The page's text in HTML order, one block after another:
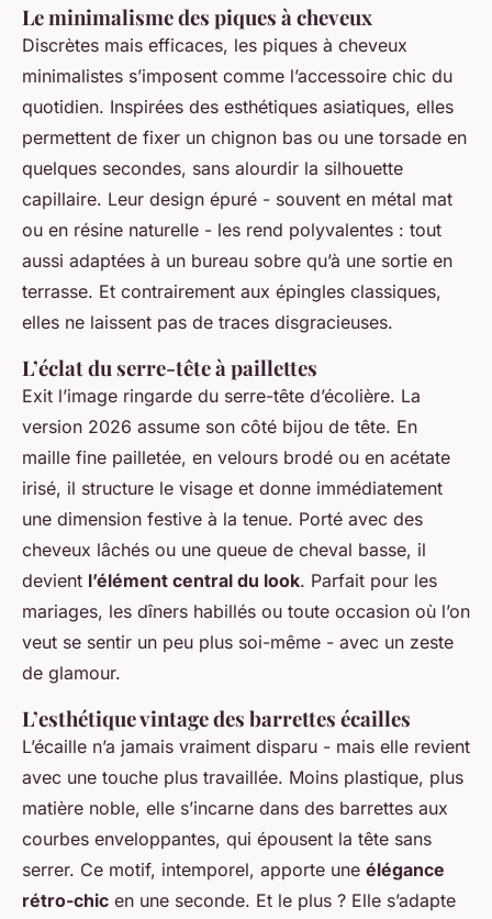
Le minimalisme des piques à cheveux
Discrètes mais efficaces, les piques à cheveux
minimalistes s’imposent comme l’accessoire chic du
quotidien. Inspirées des esthétiques asiatiques, elles
permettent de fixer un chignon bas ou une torsade en
quelques secondes, sans alourdir la silhouette
capillaire. Leur design épuré - souvent en métal mat
ou en résine naturelle - les rend polyvalentes : tout
aussi adaptées à un bureau sobre qu’à une sortie en
terrasse. Et contrairement aux épingles classiques,
elles ne laissent pas de traces disgracieuses.
L’éclat du serre-tête à paillettes
Exit l’image ringarde du serre-tête d’écolière. La
version 2026 assume son côté bijou de tête. En
maille fine pailletée, en velours brodé ou en acétate
irisé, il structure le visage et donne immédiatement
une dimension festive à la tenue. Porté avec des
cheveux lâchés ou une queue de cheval basse, il
devient l’élément central du look. Parfait pour les
mariages, les dîners habillés ou toute occasion où l’on
veut se sentir un peu plus soi-même - avec un zeste
de glamour.
L’esthétique vintage des barrettes écailles
L’écaille n’a jamais vraiment disparu - mais elle revient
avec une touche plus travaillée. Moins plastique, plus
matière noble, elle s’incarne dans des barrettes aux
courbes enveloppantes, qui épousent la tête sans
serrer. Ce motif, intemporel, apporte une élégance
rétro-chic en une seconde. Et le plus ? Elle s’adapte